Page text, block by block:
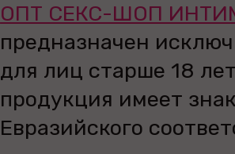
ОПТ СЕКС-ШОП
предназначен
для лиц старше 18
продукция имеет
Евразийского